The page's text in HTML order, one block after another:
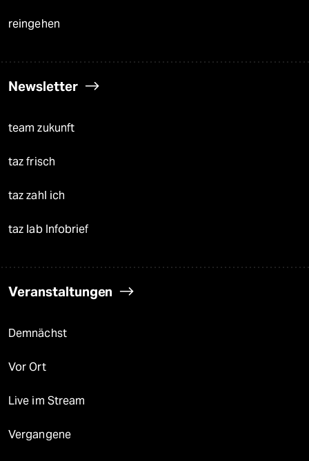
reingehen
Newsletter
team zukunft
taz frisch
taz zahl ich
taz lab Infobrief
Veranstaltungen
Demnächst
Vor Ort
Live im Stream
Vergangene